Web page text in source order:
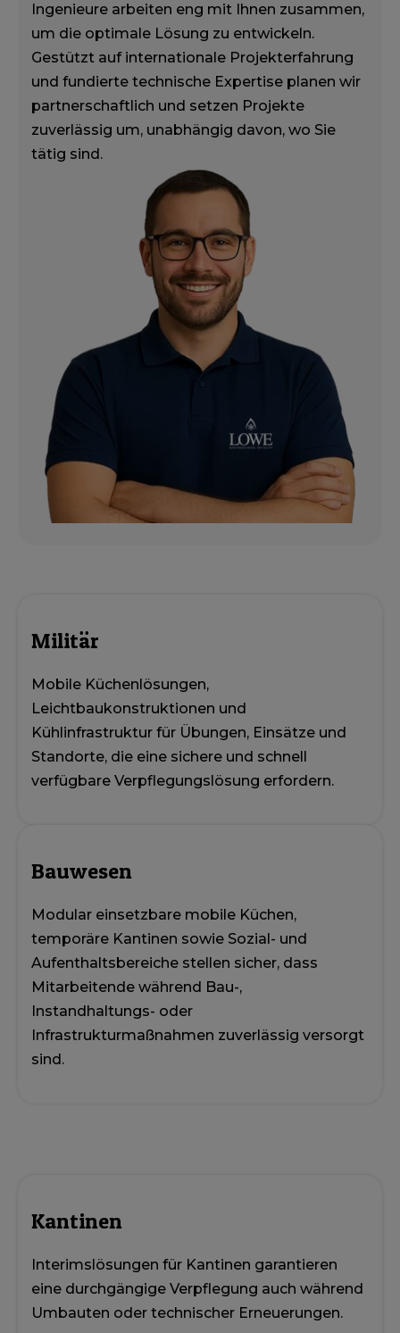
Ingenieure arbeiten eng mit Ihnen zusammen,
um die optimale Lösung zu entwickeln.
Gestützt auf internationale Projekterfahrung
und fundierte technische Expertise planen wir
partnerschaftlich und setzen Projekte
zuverlässig um, unabhängig davon, wo Sie
tätig sind.
Militär
Mobile Küchenlösungen,
Leichtbaukonstruktionen und
Kühlinfrastruktur für Übungen, Einsätze und
Standorte, die eine sichere und schnell
verfügbare Verpflegungslösung erfordern.
Bauwesen
Modular einsetzbare mobile Küchen,
temporäre Kantinen sowie Sozial- und
Aufenthaltsbereiche stellen sicher, dass
Mitarbeitende während Bau-,
Instandhaltungs- oder
Infrastrukturmaßnahmen zuverlässig versorgt
sind.
Kantinen
Interimslösungen für Kantinen garantieren
eine durchgängige Verpflegung auch während
Umbauten oder technischer Erneuerungen.